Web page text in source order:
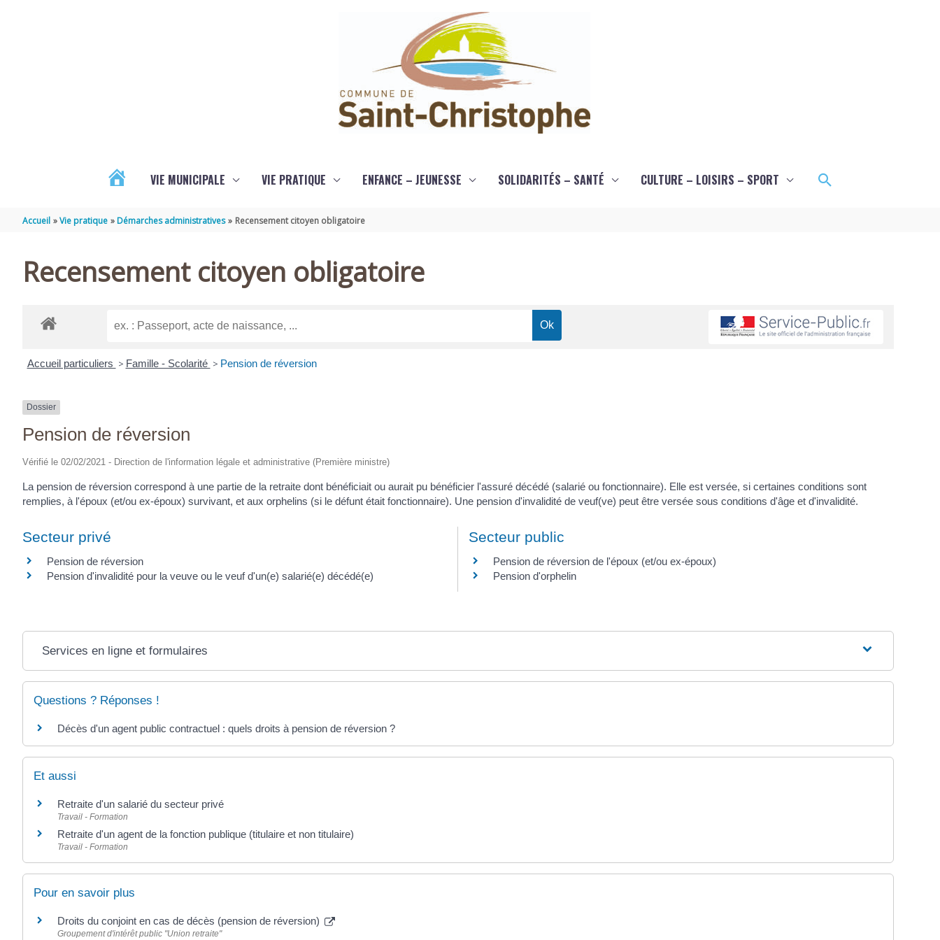
VIE MUNICIPALE VIE PRATIQUE ENFANCE – JEUNESSE SOLIDARITÉS – SANTÉ CULTURE – LOISIRS – SPORT Rechercher
Accueil Vie pratique Démarches administratives Recensement citoyen obligatoire
Recensement citoyen obligatoire
Accueil particuliers > Famille - Scolarité > Pension de réversion
Dossier
Pension de réversion
Vérifié le 02/02/2021 - Direction de l'information légale et administrative (Première ministre)
La pension de réversion correspond à une partie de la retraite dont bénéficiait ou aurait pu bénéficier l'assuré décédé (salarié ou fonctionnaire). Elle est versée, si certaines conditions sont
remplies, à l'époux (et/ou ex-époux) survivant, et aux orphelins (si le défunt était fonctionnaire). Une pension d'invalidité de veuf(ve) peut être versée sous conditions d'âge et d'invalidité.
Secteur privé
Pension de réversion
Pension d'invalidité pour la veuve ou le veuf d'un(e) salarié(e) décédé(e)
Secteur public
Pension de réversion de l'époux (et/ou ex-époux)
Pension d'orphelin
Services en ligne et formulaires
Questions ? Réponses !
Décès d'un agent public contractuel : quels droits à pension de réversion ?
Et aussi
Retraite d'un salarié du secteur privé
Travail - Formation
Retraite d'un agent de la fonction publique (titulaire et non titulaire)
Travail - Formation
Pour en savoir plus
Droits du conjoint en cas de décès (pension de réversion)
Groupement d'intérêt public "Union retraite"